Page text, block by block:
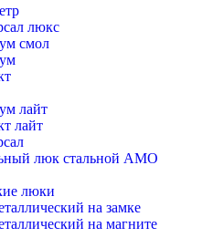
люкс
смол
лайт
лайт
люк стальной АМО
люки
на замке
на магните